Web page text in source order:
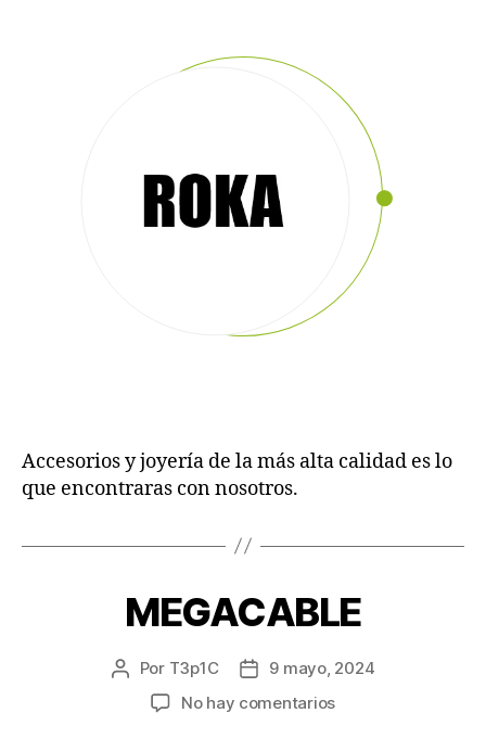
Accesorios y joyería de la más alta calidad es lo
que encontraras con nosotros.
MEGACABLE
Por T3p1C
9 mayo, 2024
No hay comentarios